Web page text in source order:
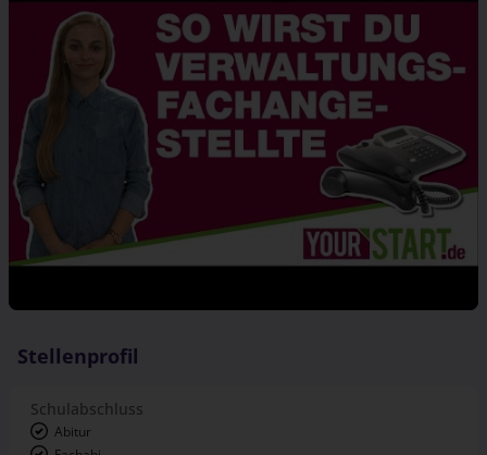
Stellenprofil
Schulabschluss
Fachabi
Realschule